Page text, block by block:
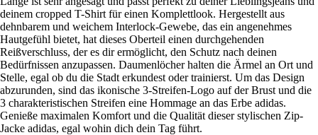
deinem cropped T-Shirt für einen Komplettlook. Hergestellt aus
dehnbarem und weichem Interlock-Gewebe, das ein angenehmes
Hautgefühl bietet, hat dieses Oberteil einen durchgehenden
Reißverschluss, der es dir ermöglicht, den Schutz nach deinen
Bedürfnissen anzupassen. Daumenlöcher halten die Ärmel an Ort und
Stelle, egal ob du die Stadt erkundest oder trainierst. Um das Design
abzurunden, sind das ikonische 3-Streifen-Logo auf der Brust und die
3 charakteristischen Streifen eine Hommage an das Erbe adidas.
Genieße maximalen Komfort und die Qualität dieser stylischen Zip-
Jacke adidas, egal wohin dich dein Tag führt.